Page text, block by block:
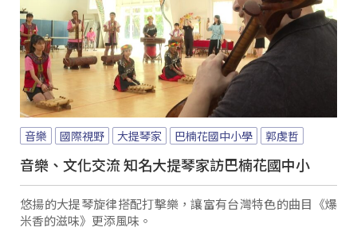
音樂 國際視野 大提琴家 巴楠花國中小學 郭虔哲
音樂、文化交流 知名大提琴家訪巴楠花國中小
悠揚的大提琴旋律搭配打擊樂，讓富有台灣特色的曲目《爆
米香的滋味》更添風味。